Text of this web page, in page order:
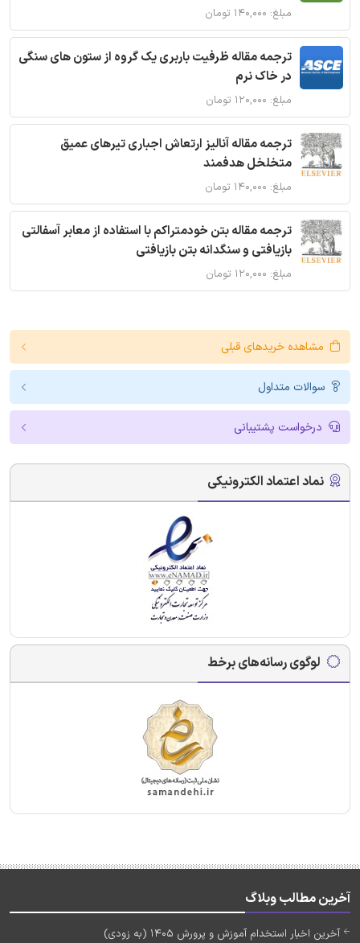
مبلغ: ۱۴۰,۰۰۰ تومان
ترجمه مقاله ظرفیت باربری یک گروه از ستون های سنگی
در خاک نرم
مبلغ: ۱۲۰,۰۰۰ تومان
ترجمه مقاله آنالیز ارتعاش اجباری تیرهای عمیق
متخلخل هدفمند
مبلغ: ۱۴۰,۰۰۰ تومان
ترجمه مقاله بتن خودمتراکم با استفاده از معابر آسفالتی
بازیافتی و سنگدانه بتن بازیافتی
مبلغ: ۱۲۰,۰۰۰ تومان
مشاهده خریدهای قبلی
سوالات متداول
درخواست پشتیبانی
نماد اعتماد الکترونیکی
لوگوی رسانه‌های برخط
آخرین مطالب وبلاگ
آخرین اخبار استخدام آموزش و پرورش 1405 (به زودی)